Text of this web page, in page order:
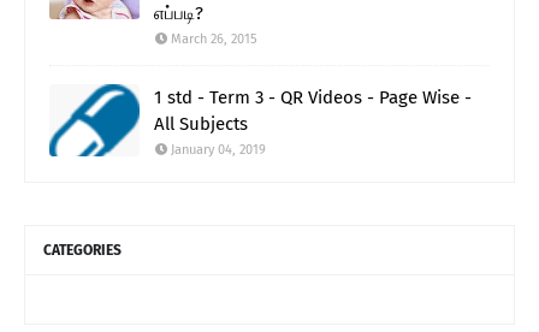
எப்படி?
March 26, 2015
1 std - Term 3 - QR Videos - Page Wise -
All Subjects
January 04, 2019
CATEGORIES